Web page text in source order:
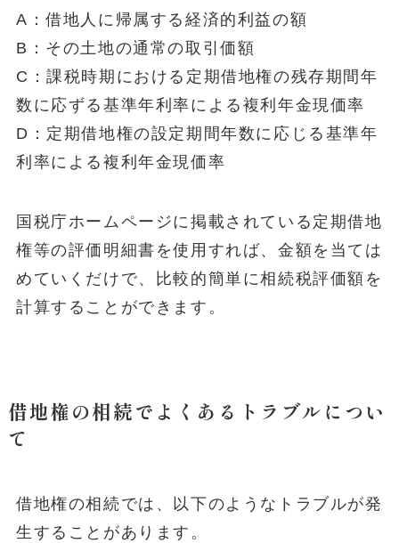
A：借地人に帰属する経済的利益の額
B：その土地の通常の取引価額
C：課税時期における定期借地権の残存期間年
数に応ずる基準年利率による複利年金現価率
D：定期借地権の設定期間年数に応じる基準年
利率による複利年金現価率
国税庁ホームページに掲載されている定期借地
権等の評価明細書を使用すれば、金額を当ては
めていくだけで、比較的簡単に相続税評価額を
計算することができます。
借地権の相続でよくあるトラブルについ
て
借地権の相続では、以下のようなトラブルが発
生することがあります。